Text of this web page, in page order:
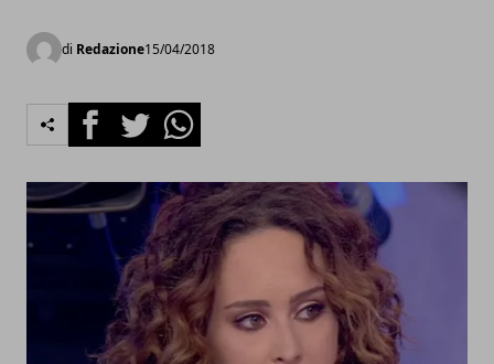
di Redazione15/04/2018
FacebookTwitterWhatsapp